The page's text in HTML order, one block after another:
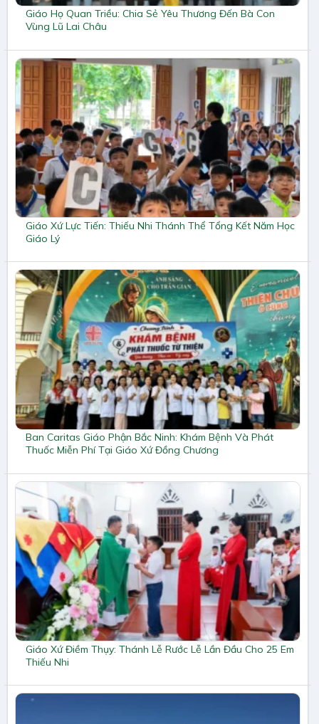
Giáo Họ Quan Triều: Chia Sẻ Yêu Thương Đến Bà Con
Vùng Lũ Lai Châu
Giáo Xứ Lực Tiến: Thiếu Nhi Thánh Thể Tổng Kết Năm Học
Giáo Lý
Ban Caritas Giáo Phận Bắc Ninh: Khám Bệnh Và Phát
Thuốc Miễn Phí Tại Giáo Xứ Đồng Chương
Giáo Xứ Điềm Thụy: Thánh Lễ Rước Lễ Lần Đầu Cho 25 Em
Thiếu Nhi